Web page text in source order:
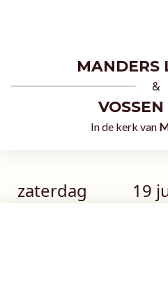
MANDERS
&
In de kerk van
zaterdag 19